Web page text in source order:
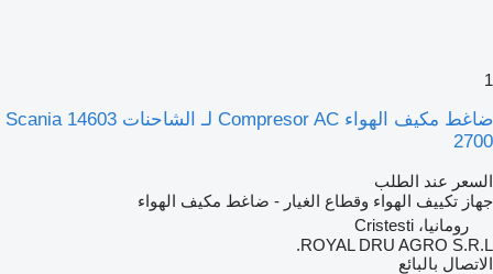
1
ضاغط مكيف الهواء Compresor AC لـ الشاحنات Scania 14603
2700
السعر عند الطلب
جهاز تكييف الهواء وقطاع الغيار - ضاغط مكيف الهواء
رومانيا، Cristesti
ROYAL DRU AGRO S.R.L.
الاتصال بالبائع